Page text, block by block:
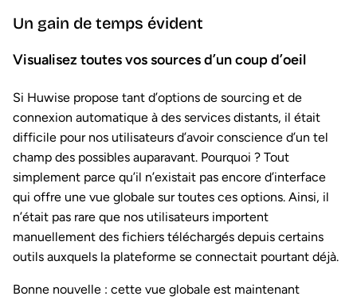
Un gain de temps évident
Visualisez toutes vos sources d’un coup d’oeil
Si Huwise propose tant d’options de sourcing et de
connexion automatique à des services distants, il était
difficile pour nos utilisateurs d’avoir conscience d’un tel
champ des possibles auparavant. Pourquoi ? Tout
simplement parce qu’il n’existait pas encore d’interface
qui offre une vue globale sur toutes ces options. Ainsi, il
n’était pas rare que nos utilisateurs importent
manuellement des fichiers téléchargés depuis certains
outils auxquels la plateforme se connectait pourtant déjà.
Bonne nouvelle : cette vue globale est maintenant